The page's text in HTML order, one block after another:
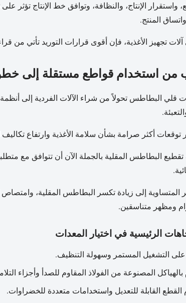
واستقرار الإنتاج، والنظافة، وتوافق خط الإنتاج تؤثر
المنتج.
تجهيز الأغذية، فإن أقوى قرارات التوريد تأتي من
من استخدام قواطع مستقلة إلى
البطاطس تحولاً من شراء الآلات الفردية إلى
توقعات أكثر صرامة بشأن سلامة الأغذية وارتفاع
البطاطس المقلية بالجملة الآن أن تتوافق مع
المتساوية إلى زيادة تكسر البطاطس المقلية، وامتصاص
ومظهر متناسقين.
الرئيسية في اختيار المعدات
على التشغيل المستمر وسهولة التنظيف.
بالهياكل المصنوعة من الفولاذ المقاوم للصدأ وأجزاء
القابلة للتعديل واستخدامات متعددة للخضراوات.